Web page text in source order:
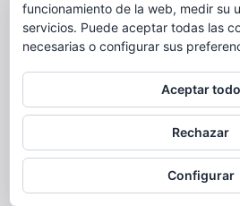
Calle Manyà, 5-bajo
46009, Valencia
info@bambalina.es
Tel (+34) 664 576 071
Aviso Legal
funcionamiento de la web, medir su
servicios. Puede aceptar todas las
necesarias o configurar sus
Aceptar todo
Rechazar
Configurar